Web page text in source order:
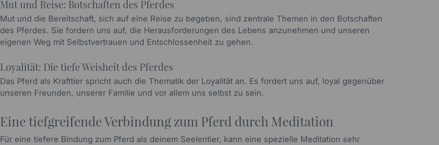
Mut und Reise: Botschaften des Pferdes
Mut und die Bereitschaft, sich auf eine Reise zu begeben, sind zentrale Themen in den Botschaften
des Pferdes. Sie fordern uns auf, die Herausforderungen des Lebens anzunehmen und unseren
eigenen Weg mit Selbstvertrauen und Entschlossenheit zu gehen.
Loyalität: Die tiefe Weisheit des Pferdes
Das Pferd als Krafttier spricht auch die Thematik der Loyalität an. Es fordert uns auf, loyal gegenüber
unseren Freunden, unserer Familie und vor allem uns selbst zu sein.
Eine tiefgreifende Verbindung zum Pferd durch Meditation
Für eine tiefere Bindung zum Pferd als deinem Seelentier, kann eine spezielle Meditation sehr